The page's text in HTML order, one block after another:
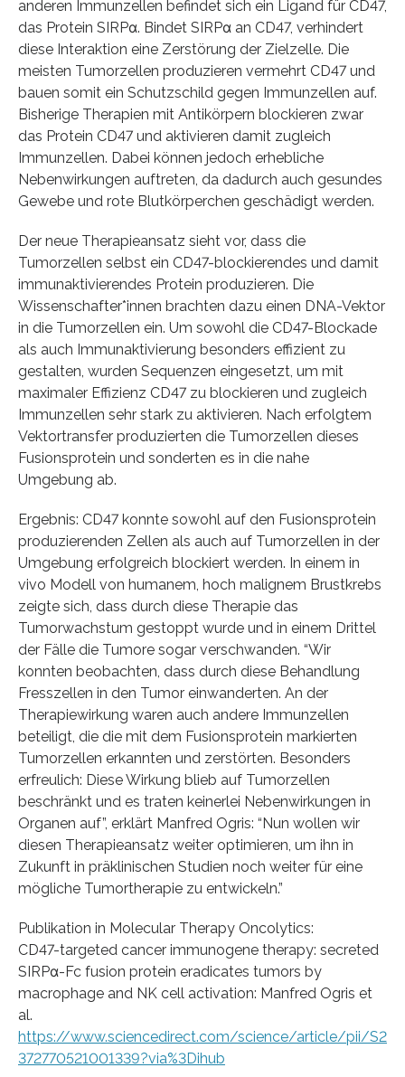
anderen Immunzellen befindet sich ein Ligand für CD47,
das Protein SIRPα. Bindet SIRPα an CD47, verhindert
diese Interaktion eine Zerstörung der Zielzelle. Die
meisten Tumorzellen produzieren vermehrt CD47 und
bauen somit ein Schutzschild gegen Immunzellen auf.
Bisherige Therapien mit Antikörpern blockieren zwar
das Protein CD47 und aktivieren damit zugleich
Immunzellen. Dabei können jedoch erhebliche
Nebenwirkungen auftreten, da dadurch auch gesundes
Gewebe und rote Blutkörperchen geschädigt werden.
Der neue Therapieansatz sieht vor, dass die
Tumorzellen selbst ein CD47-blockierendes und damit
immunaktivierendes Protein produzieren. Die
Wissenschafter*innen brachten dazu einen DNA-Vektor
in die Tumorzellen ein. Um sowohl die CD47-Blockade
als auch Immunaktivierung besonders effizient zu
gestalten, wurden Sequenzen eingesetzt, um mit
maximaler Effizienz CD47 zu blockieren und zugleich
Immunzellen sehr stark zu aktivieren. Nach erfolgtem
Vektortransfer produzierten die Tumorzellen dieses
Fusionsprotein und sonderten es in die nahe
Umgebung ab.
Ergebnis: CD47 konnte sowohl auf den Fusionsprotein
produzierenden Zellen als auch auf Tumorzellen in der
Umgebung erfolgreich blockiert werden. In einem in
vivo Modell von humanem, hoch malignem Brustkrebs
zeigte sich, dass durch diese Therapie das
Tumorwachstum gestoppt wurde und in einem Drittel
der Fälle die Tumore sogar verschwanden. “Wir
konnten beobachten, dass durch diese Behandlung
Fresszellen in den Tumor einwanderten. An der
Therapiewirkung waren auch andere Immunzellen
beteiligt, die die mit dem Fusionsprotein markierten
Tumorzellen erkannten und zerstörten. Besonders
erfreulich: Diese Wirkung blieb auf Tumorzellen
beschränkt und es traten keinerlei Nebenwirkungen in
Organen auf”, erklärt Manfred Ogris: “Nun wollen wir
diesen Therapieansatz weiter optimieren, um ihn in
Zukunft in präklinischen Studien noch weiter für eine
mögliche Tumortherapie zu entwickeln.”
Publikation in Molecular Therapy Oncolytics:
CD47-targeted cancer immunogene therapy: secreted
SIRPα-Fc fusion protein eradicates tumors by
macrophage and NK cell activation: Manfred Ogris et
al.
https://www.sciencedirect.com/science/article/pii/S2
372770521001339?via%3Dihub